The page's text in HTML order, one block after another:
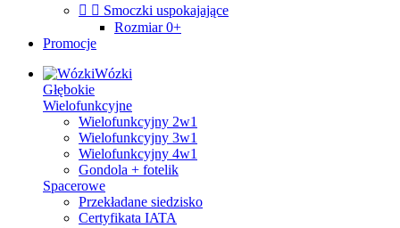
  Smoczki uspokajające
Rozmiar 0+
Promocje
Wózki
Głębokie
Wielofunkcyjne
Wielofunkcyjny 2w1
Wielofunkcyjny 3w1
Wielofunkcyjny 4w1
Gondola + fotelik
Spacerowe
Przekładane siedzisko
Certyfikata IATA